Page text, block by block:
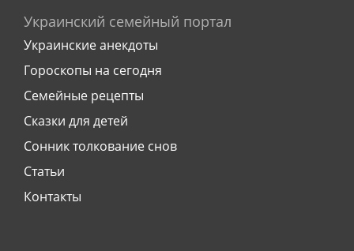
Украинский семейный портал
Украинские анекдоты
Гороскопы на сегодня
Семейные рецепты
Сказки для детей
Сонник толкование снов
Статьи
Контакты